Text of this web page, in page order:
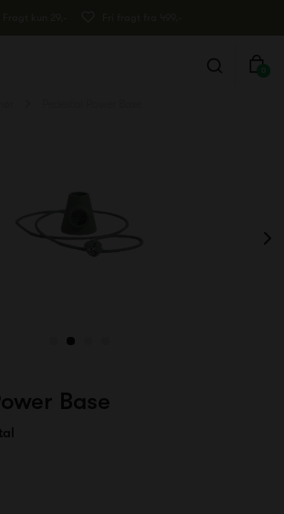
0
Base